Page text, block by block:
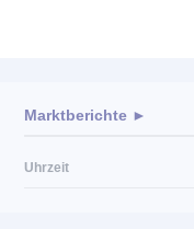
Marktberichte ►
Uhrzeit